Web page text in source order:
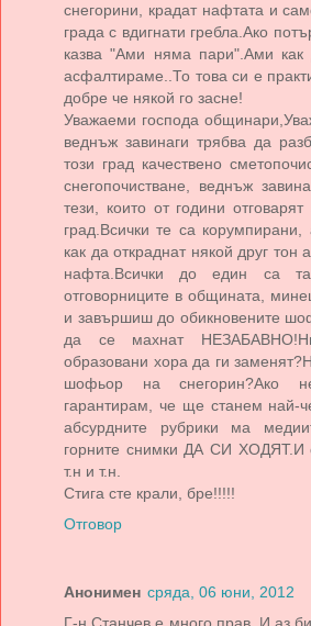
снегорини, крадат нафтата и
града с вдигнати гребла.Ако
казва "Ами няма пари".Ами
асфалтираме..То това си е
добре че някой го засне!
Уважаеми господа
веднъж завинаги трябва да
този град качествено
снегопочистване, веднъж
тези, които от години
град.Всички те са
как да откраднат някой друг тон
нафта.Всички до един са
отговорниците в общината,
и завършиш до обикновените
да се махнат
образовани хора да ги
шофьор на снегорин?Ако
гарантирам, че ще станем най-
абсурдните рубрики ма
горните снимки ДА СИ ХОДЯТ.И
т.н и т.н.
Стига сте крали, бре!!!!!
Отговор
Анонимен сряда, 06 юни, 2012